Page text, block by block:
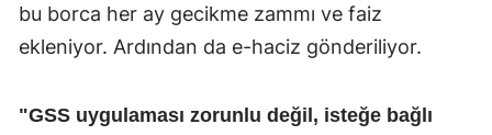
bu borca her ay gecikme zammı ve faiz
ekleniyor. Ardından da e-haciz gönderiliyor.
"GSS uygulaması zorunlu değil, isteğe bağlı